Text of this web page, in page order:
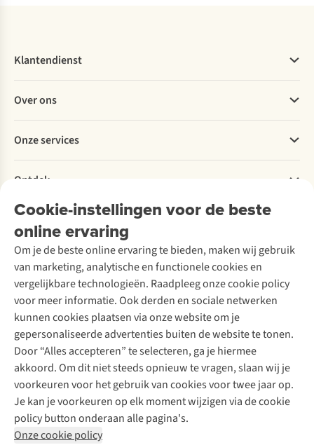
Cookie-instellingen voor de beste
online ervaring
Om je de beste online ervaring te bieden, maken wij gebruik
van marketing, analytische en functionele cookies en
vergelijkbare technologieën. Raadpleeg onze cookie policy
voor meer informatie. Ook derden en sociale netwerken
kunnen cookies plaatsen via onze website om je
gepersonaliseerde advertenties buiten de website te tonen.
Door “Alles accepteren” te selecteren, ga je hiermee
akkoord. Om dit niet steeds opnieuw te vragen, slaan wij je
voorkeuren voor het gebruik van cookies voor twee jaar op.
Je kan je voorkeuren op elk moment wijzigen via de cookie
policy button onderaan alle pagina's.
Onze cookie policy
Klantendienst
Bestellen
Betalen
Levering
Retourneren
Bestelling herroepen
Garantie
Contact
Over ons
Explore More
Verantwoord ondernemen
Over Ayacucho
Onze winkels
Over A.S.Adventure
Toegankelijkheidsverklaring
Onze services
Ski-onderhoud
Wasservice
Schoenonderhoud
Schoenherstelling
Kledingherstelling
Retouches
Voor bedrijven
Ontdek
A.S.Magazine
Podcast
Explore Academy
Explore Camp
Gear Check
Inspiratie & advies
Meld je aan voor de nieuwsbrief
Follow us
Disclaimer Privacy Policy
Algemene voorwaarden
Cookie Policy